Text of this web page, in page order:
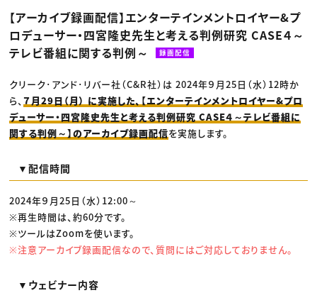
クリエイターインタビュー
C＆R Magazine
ニュース・トレンド トップ
Web
映像
ゲーム・エンタメ
広告
CREATIVE VILLAGEからのお知らせ
プロフェッショナル×つながる×メディア
【アーカイブ録画配信】エンターテインメントロイヤー&プ
ロデューサー・四宮隆史先生と考える判例研究 CASE４～
テレビ番組に関する判例～
録画配信
クリーク･アンド･リバー社（C&R社）は 2024年９月25日（水）12時か
ら、７月29日（月） に実施した、【エンターテインメントロイヤー&プロ
デューサー・四宮隆史先生と考える判例研究 CASE４～テレビ番組に
関する判例～】のアーカイブ録画配信を実施します。
▼配信時間
2024年９月25日（水）12:00～
※再生時間は、約60分です。
※ツールはZoomを使います。
※注意アーカイブ録画配信なので、質問にはご対応しておりません。
▼ウェビナー内容